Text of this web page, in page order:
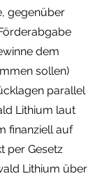
gegenüber
dem
sollen)
parallel
Lithium laut
finanziell auf
per Gesetz
Lithium über